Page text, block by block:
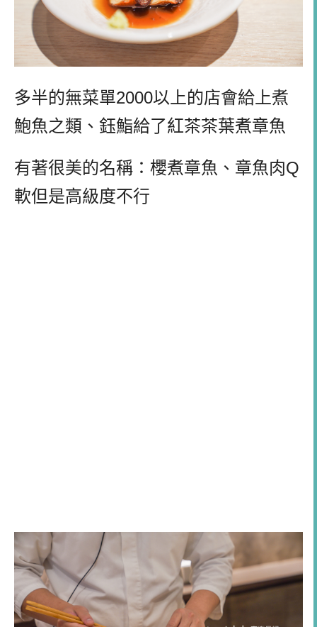
多半的無菜單2000以上的店會給上煮
鮑魚之類、鈺鮨給了紅茶茶葉煮章魚
有著很美的名稱：櫻煮章魚、章魚肉Q
軟但是高級度不行